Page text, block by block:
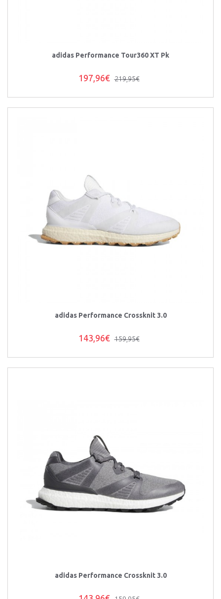
adidas Performance Tour360 XT Pk
197,96€ 219,95€
adidas Performance Crossknit 3.0
143,96€ 159,95€
adidas Performance Crossknit 3.0